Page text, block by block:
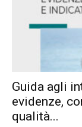
Guida agli
evidenze,
qualità...